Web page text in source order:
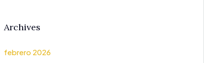
Archives
febrero 2026